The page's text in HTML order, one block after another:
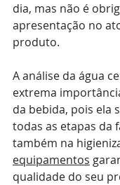
dia, mas não é
apresentação no
produto.
A análise da água
extrema
da bebida, pois ela
todas as etapas da
também na
equipamentos
qualidade do seu